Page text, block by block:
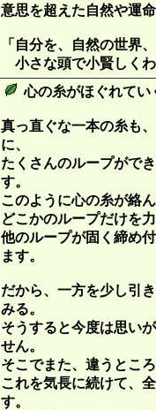
意思を超えた自然や運
「自分を、自然の世界
小さな頭で小賢しく
心の糸がほぐれてい
真っ直ぐな一本の糸も
に、
たくさんのループがで
す。
このように心の糸が絡
どこかのループだけを
他のループが固く締め
ます。
だから、一方を少し引
みる。
そうすると今度は思い
せん。
そこでまた、違うとこ
これを気長に続けて、
す。